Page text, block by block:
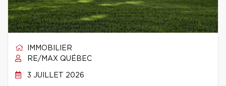
IMMOBILIER
RE/MAX QUÉBEC
3 JUILLET 2026